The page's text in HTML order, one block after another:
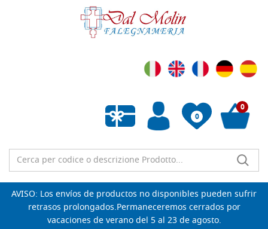
0
Lista de deseos vacía
0
AVISO: Los envíos de productos no disponibles pueden sufrir
retrasos prolongados.Permaneceremos cerrados por
vacaciones de verano del 5 al 23 de agosto.